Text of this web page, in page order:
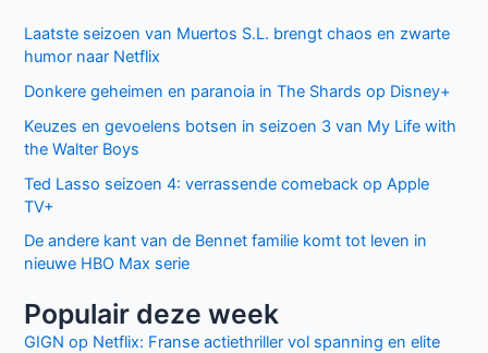
Laatste seizoen van Muertos S.L. brengt chaos en zwarte
humor naar Netflix
Donkere geheimen en paranoia in The Shards op Disney+
Keuzes en gevoelens botsen in seizoen 3 van My Life with
the Walter Boys
Ted Lasso seizoen 4: verrassende comeback op Apple
TV+
De andere kant van de Bennet familie komt tot leven in
nieuwe HBO Max serie
Populair deze week
GIGN op Netflix: Franse actiethriller vol spanning en elite